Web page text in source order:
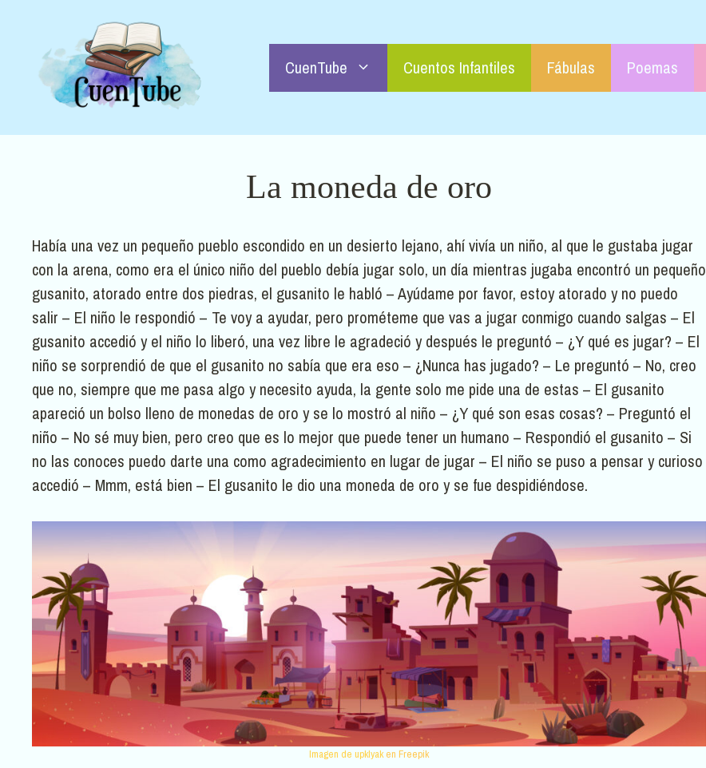
contenido
CuenTube Cuentos Infantiles Fábulas Poemas
La moneda de oro
Había una vez un pequeño pueblo escondido en un desierto lejano, ahí vivía un niño, al que le gustaba jugar
con la arena, como era el único niño del pueblo debía jugar solo, un día mientras jugaba encontró un pequeño
gusanito, atorado entre dos piedras, el gusanito le habló – Ayúdame por favor, estoy atorado y no puedo
salir – El niño le respondió – Te voy a ayudar, pero prométeme que vas a jugar conmigo cuando salgas – El
gusanito accedió y el niño lo liberó, una vez libre le agradeció y después le preguntó – ¿Y qué es jugar? – El
niño se sorprendió de que el gusanito no sabía que era eso – ¿Nunca has jugado? – Le preguntó – No, creo
que no, siempre que me pasa algo y necesito ayuda, la gente solo me pide una de estas – El gusanito
apareció un bolso lleno de monedas de oro y se lo mostró al niño – ¿Y qué son esas cosas? – Preguntó el
niño – No sé muy bien, pero creo que es lo mejor que puede tener un humano – Respondió el gusanito – Si
no las conoces puedo darte una como agradecimiento en lugar de jugar – El niño se puso a pensar y curioso
accedió – Mmm, está bien – El gusanito le dio una moneda de oro y se fue despidiéndose.
Imagen de upklyaken Freepik